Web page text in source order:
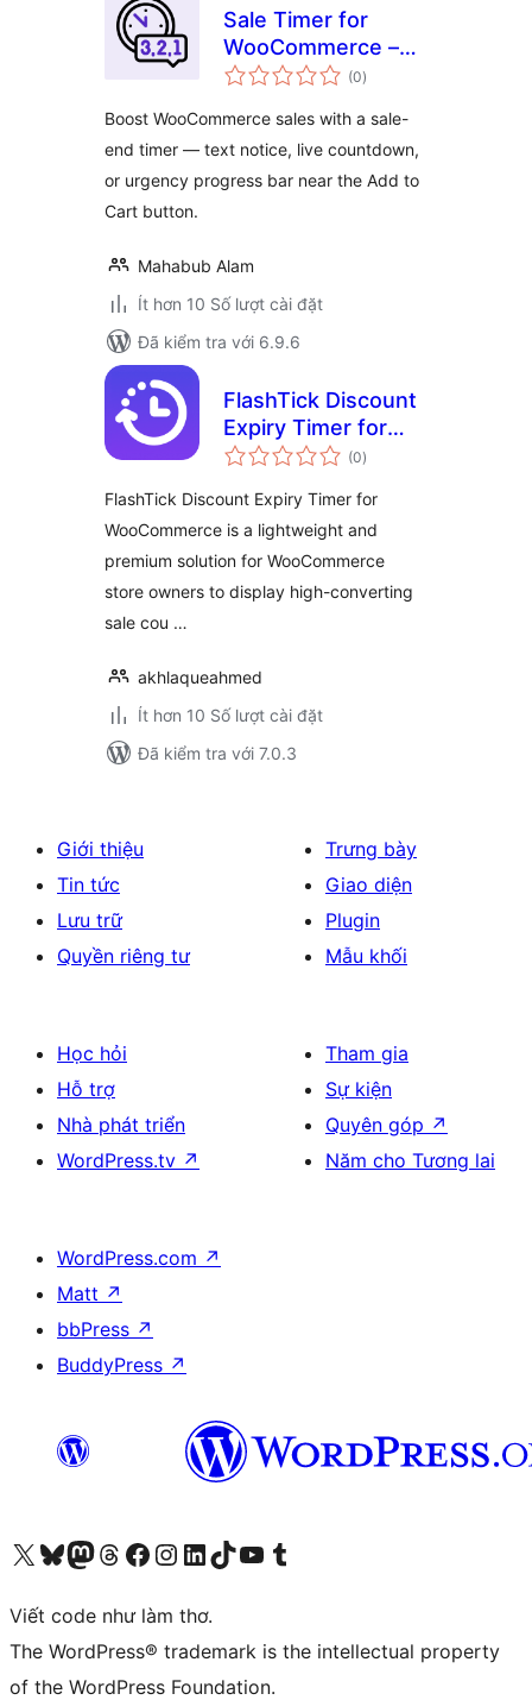
Sale Timer for
WooCommerce –
Saletix
(0tổng
đánh
)
Boost WooCommerce sales with a sale-
end timer — text notice, live countdown,
or urgency progress bar near the Add to
Cart button.
Mahabub Alam
Ít hơn 10 Số lượt cài đặt
Đã kiểm tra với 6.9.6
FlashTick Discount
Expiry Timer for
WooCommerce
(0tổng
đánh
)
FlashTick Discount Expiry Timer for
WooCommerce is a lightweight and
premium solution for WooCommerce
store owners to display high-converting
sale cou …
akhlaqueahmed
Ít hơn 10 Số lượt cài đặt
Đã kiểm tra với 7.0.3
Giới thiệu
Tin tức
Lưu trữ
Quyền riêng tư
Trưng bày
Giao diện
Plugin
Mẫu khối
Học hỏi
Hỗ trợ
Nhà phát triển
WordPress.tv ↗
Tham gia
Sự kiện
Quyên góp ↗
Năm cho Tương lai
WordPress.com ↗
Matt ↗
bbPress ↗
BuddyPress ↗
Truy cập tài khoản X (trước đây là Twitter) của chúng tôiVisit our Bluesky account
Visit our Mastodon account
Visit our Threads account
Xem trang Facebook của chúng tôiTruy cập tài khoản Instagram của chúng tôiTruy cập tài khoản LinkedIn của chúng tôiVisit our TikTok account
Truy cập kênh YouTube của chúng tôi Visit our Tumblr account
Viết code như làm thơ.
The WordPress® trademark is the intellectual property
of the WordPress Foundation.